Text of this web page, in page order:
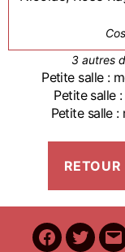
3 autres
Petite salle :
Petite salle
Petite salle
Facebook